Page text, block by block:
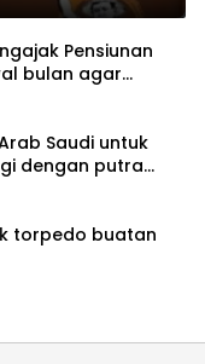
Pensiunan
bulan agar
Saudi untuk
dengan putra
torpedo buatan